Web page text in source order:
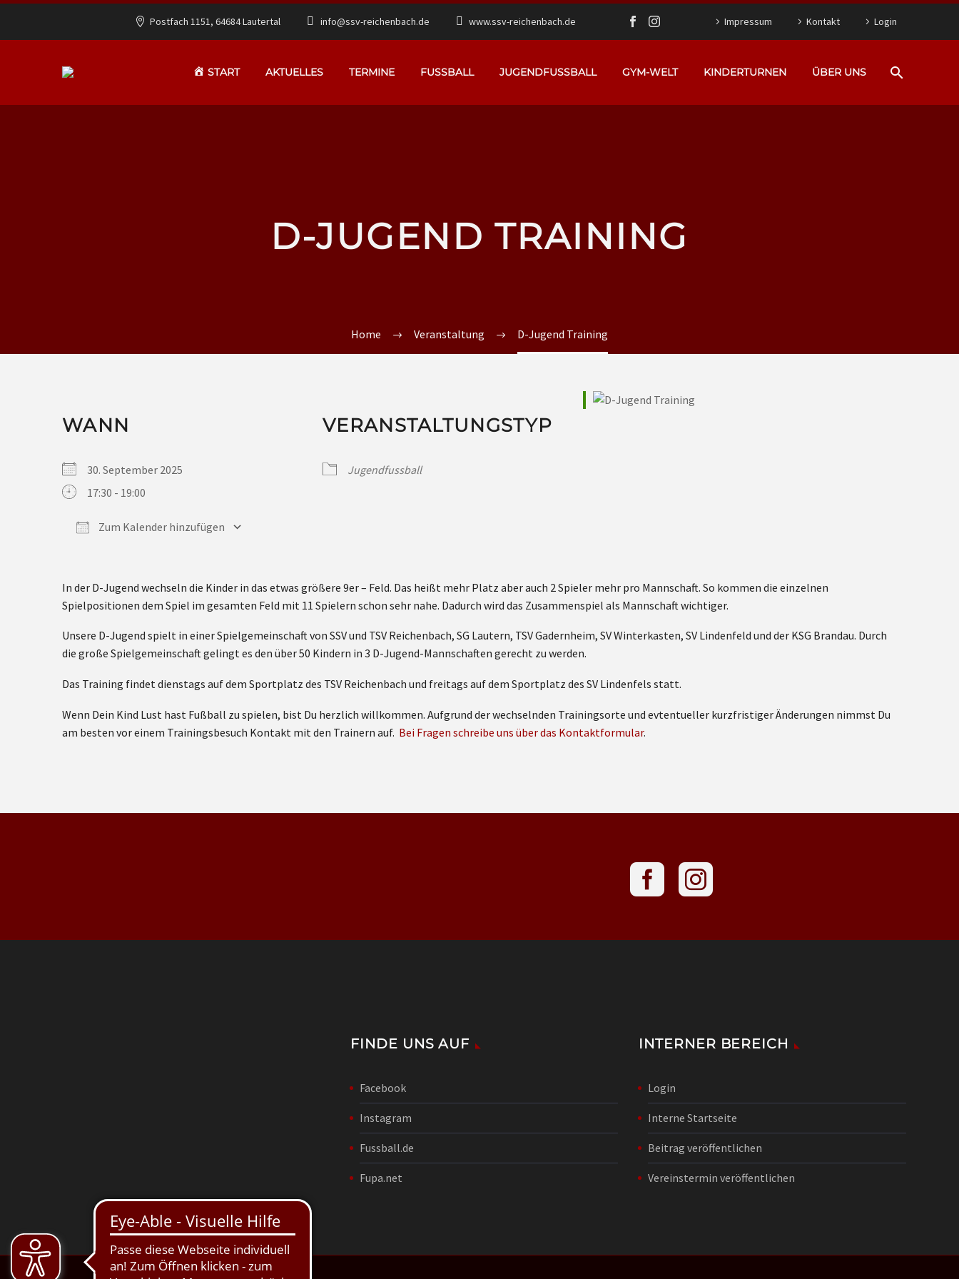
Postfach 1151, 64684 Lautertal info@ssv-reichenbach.de www.ssv-reichenbach.de Impressum Kontakt Login
START AKTUELLES TERMINE FUSSBALL JUGENDFUSSBALL GYM-WELT KINDERTURNEN ÜBER UNS
D-JUGEND TRAINING
Home Veranstaltung D-Jugend Training
WANN
30. September 2025
17:30 - 19:00
Zum Kalender hinzufügen
VERANSTALTUNGSTYP
Jugendfussball
In der D-Jugend wechseln die Kinder in das etwas größere 9er – Feld. Das heißt mehr Platz aber auch 2 Spieler mehr pro Mannschaft. So kommen die einzelnen
Spielpositionen dem Spiel im gesamten Feld mit 11 Spielern schon sehr nahe. Dadurch wird das Zusammenspiel als Mannschaft wichtiger.
Unsere D-Jugend spielt in einer Spielgemeinschaft von SSV und TSV Reichenbach, SG Lautern, TSV Gadernheim, SV Winterkasten, SV Lindenfeld und der KSG Brandau. Durch
die große Spielgemeinschaft gelingt es den über 50 Kindern in 3 D-Jugend-Mannschaften gerecht zu werden.
Das Training findet dienstags auf dem Sportplatz des TSV Reichenbach und freitags auf dem Sportplatz des SV Lindenfels statt.
Wenn Dein Kind Lust hast Fußball zu spielen, bist Du herzlich willkommen. Aufgrund der wechselnden Trainingsorte und evtentueller kurzfristiger Änderungen nimmst Du
am besten vor einem Trainingsbesuch Kontakt mit den Trainern auf. Bei Fragen schreibe uns über das Kontaktformular.
FINDE UNS AUF
Facebook
Instagram
Fussball.de
Fupa.net
INTERNER BEREICH
Login
Interne Startseite
Beitrag veröffentlichen
Vereinstermin veröffentlichen